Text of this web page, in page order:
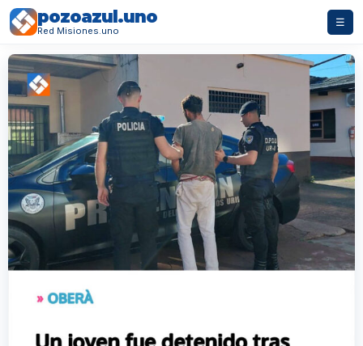
pozoazul.uno
Red Misiones.uno
☰